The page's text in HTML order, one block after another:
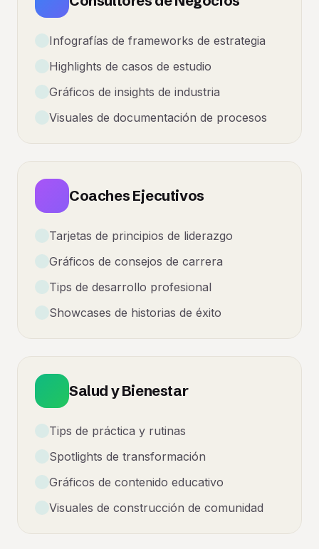
Infografías de frameworks de estrategia
Highlights de casos de estudio
Gráficos de insights de industria
Visuales de documentación de procesos
Coaches Ejecutivos
Tarjetas de principios de liderazgo
Gráficos de consejos de carrera
Tips de desarrollo profesional
Showcases de historias de éxito
Salud y Bienestar
Tips de práctica y rutinas
Spotlights de transformación
Gráficos de contenido educativo
Visuales de construcción de comunidad